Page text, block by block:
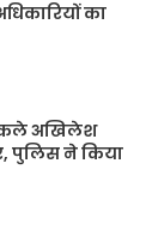
का
अखिलेश
पुलिस ने किया